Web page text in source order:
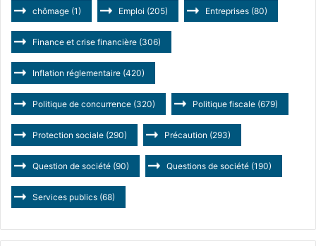
chômage (1) Emploi (205) Entreprises (80)
Finance et crise financière (306)
Inflation réglementaire (420)
Politique de concurrence (320) Politique fiscale (679)
Protection sociale (290) Précaution (293)
Question de société (90) Questions de société (190)
Services publics (68)